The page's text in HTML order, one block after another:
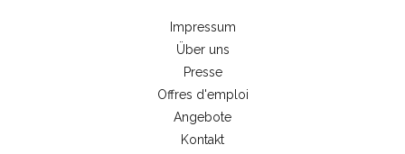
Impressum
Über uns
Presse
Offres d'emploi
Angebote
Kontakt